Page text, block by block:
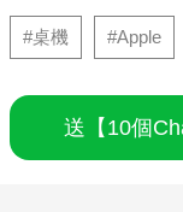
#桌機 #Apple
送【10個